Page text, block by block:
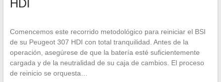
HDI
Comencemos este recorrido metodológico para reiniciar el BSI
de su Peugeot 307 HDI con total tranquilidad. Antes de la
operación, asegúrese de que la batería esté suficientemente
cargada y de la neutralidad de su caja de cambios. El proceso
de reinicio se orquesta…